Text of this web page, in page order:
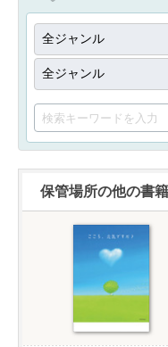
保管場所の他の書籍